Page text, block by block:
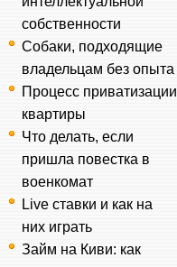
собственности
Собаки, подходящие
владельцам без опыта
Процесс приватизации
квартиры
Что делать, если
пришла повестка в
военкомат
Live ставки и как на
них играть
Займ на Киви: как